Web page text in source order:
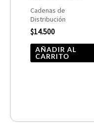
Cadenas de
Distribución
$14.500
AÑADIR AL
CARRITO